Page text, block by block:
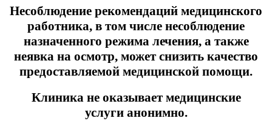
Несоблюдение рекомендаций медицинского
работника, в том числе несоблюдение
назначенного режима лечения, а также
неявка на осмотр, может снизить качество
предоставляемой медицинской помощи.
Клиника не оказывает медицинские
услуги анонимно.